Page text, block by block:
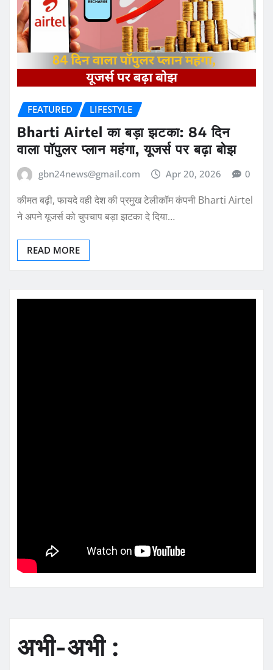
FEATURED LIFESTYLE
Bharti Airtel का बड़ा झटका: 84 दिन
वाला पॉपुलर प्लान महंगा, यूजर्स पर बढ़ा बोझ
gbn24news@gmail.com Apr 20, 2026 0
कीमत बढ़ी, फायदे वही देश की प्रमुख टेलीकॉम कंपनी Bharti Airtel
ने अपने यूजर्स को चुपचाप बड़ा झटका दे दिया…
READ MORE
अभी-अभी :